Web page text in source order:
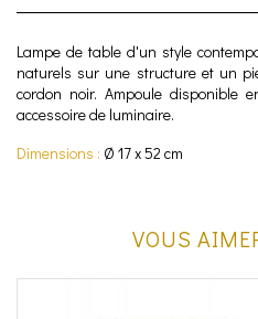
Lampe de table d'un style
naturels sur une structure et un
cordon noir. Ampoule disponible
accessoire de luminaire.
Dimensions : Ø 17 x 52 cm
VOUS